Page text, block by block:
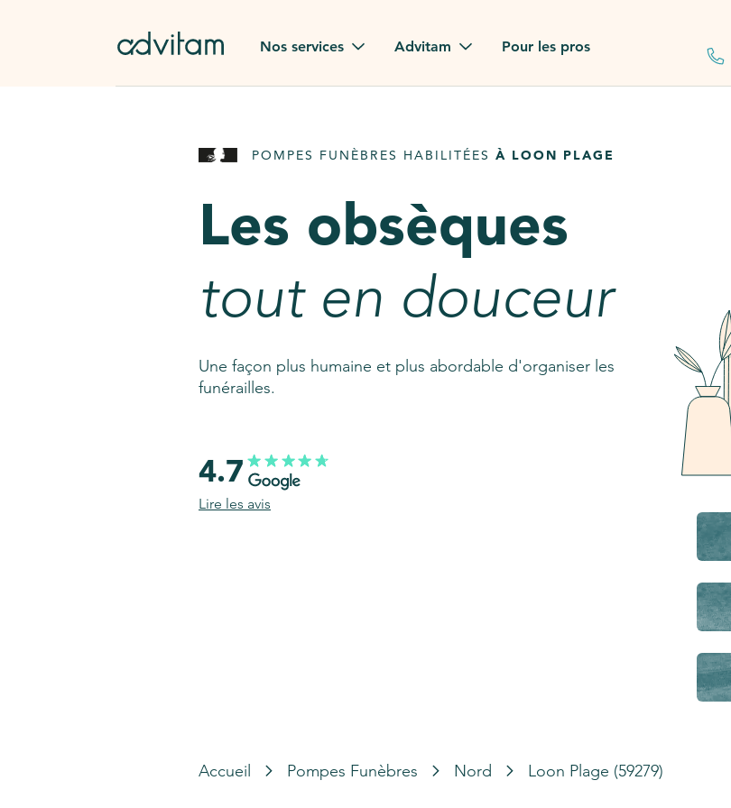
Nos services
Rapatriement à
Pierre tombale
AssistGPT
Nos services en plus
Advitam
Advitam dans la presse
Consultez notre FAQ
Pour les pros
POMPES FUNÈBRES HABILITÉES À LOON PLAGE
Les obsèques
tout en douceur
Une façon plus humaine et plus abordable d'organiser les
funérailles.
4.7
Lire les avis
Accueil Pompes Funèbres Nord Loon Plage (59279)